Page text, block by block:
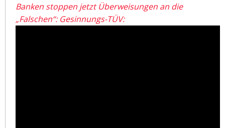
Banken stoppen jetzt Überweisungen an die
„Falschen“: Gesinnungs-TÜV: